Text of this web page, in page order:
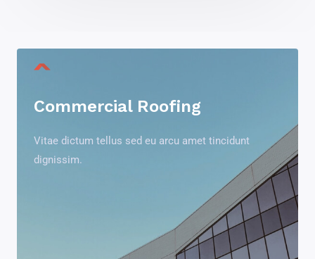
Commercial Roofing
Vitae dictum tellus sed eu arcu amet tincidunt
dignissim.